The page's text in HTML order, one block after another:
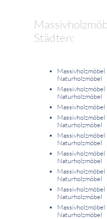
Städten:
Massivholzmöbel
Naturholzmöbel
Massivholzmöbel
Naturholzmöbel
Massivholzmöbel
Massivholzmöbel
Naturholzmöbel
Massivholzmöbel
Naturholzmöbel
Massivholzmöbel
Naturholzmöbel
Massivholzmöbel
Naturholzmöbel
Massivholzmöbel
Naturholzmöbel
Massivholzmöbel
Naturholzmöbel